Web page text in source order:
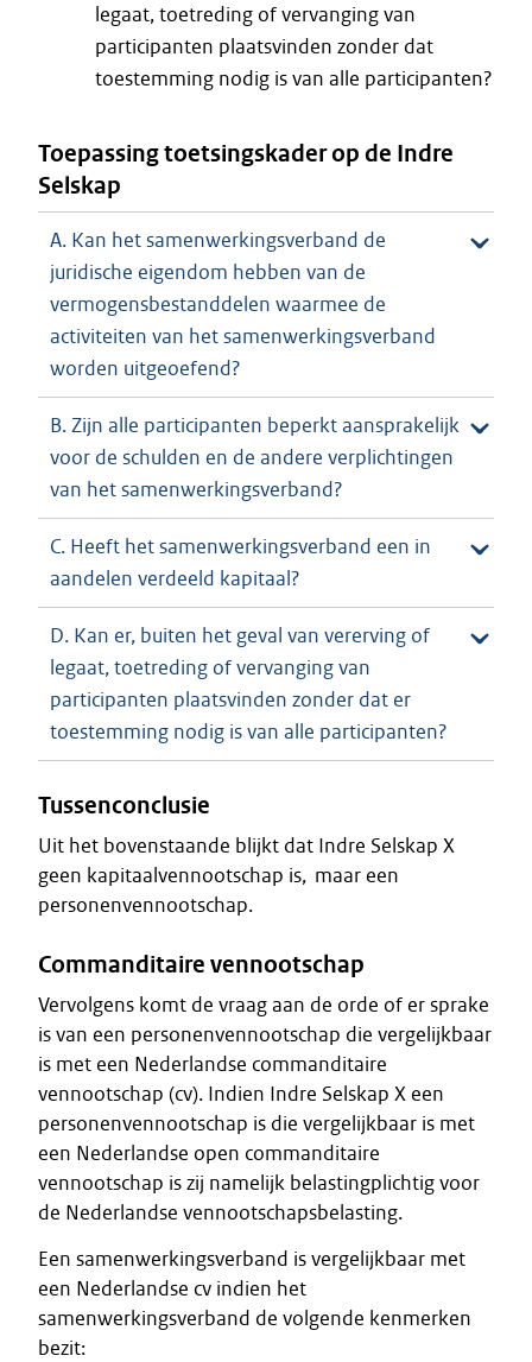
legaat, toetreding of vervanging van
participanten plaatsvinden zonder dat
toestemming nodig is van alle participanten?
Toepassing toetsingskader op de Indre
Selskap
A. Kan het samenwerkingsverband de
juridische eigendom hebben van de
vermogensbestanddelen waarmee de
activiteiten van het samenwerkingsverband
worden uitgeoefend?
B. Zijn alle participanten beperkt aansprakelijk
voor de schulden en de andere verplichtingen
van het samenwerkingsverband?
C. Heeft het samenwerkingsverband een in
aandelen verdeeld kapitaal?
D. Kan er, buiten het geval van vererving of
legaat, toetreding of vervanging van
participanten plaatsvinden zonder dat er
toestemming nodig is van alle participanten?
Tussenconclusie
Uit het bovenstaande blijkt dat Indre Selskap X
geen kapitaalvennootschap is, maar een
personenvennootschap.
Commanditaire vennootschap
Vervolgens komt de vraag aan de orde of er sprake
is van een personenvennootschap die vergelijkbaar
is met een Nederlandse commanditaire
vennootschap (cv). Indien Indre Selskap X een
personenvennootschap is die vergelijkbaar is met
een Nederlandse open commanditaire
vennootschap is zij namelijk belastingplichtig voor
de Nederlandse vennootschapsbelasting.
Een samenwerkingsverband is vergelijkbaar met
een Nederlandse cv indien het
samenwerkingsverband de volgende kenmerken
bezit: